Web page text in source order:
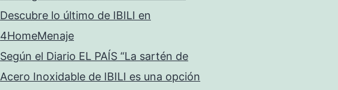
Descubre lo último de IBILI en
4HomeMenaje
Según el Diario EL PAÍS “La sartén de
Acero Inoxidable de IBILI es una opción